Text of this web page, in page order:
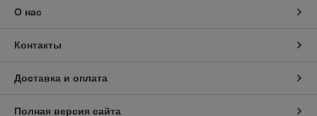
О нас
Контакты
Доставка и оплата
Полная версия сайта